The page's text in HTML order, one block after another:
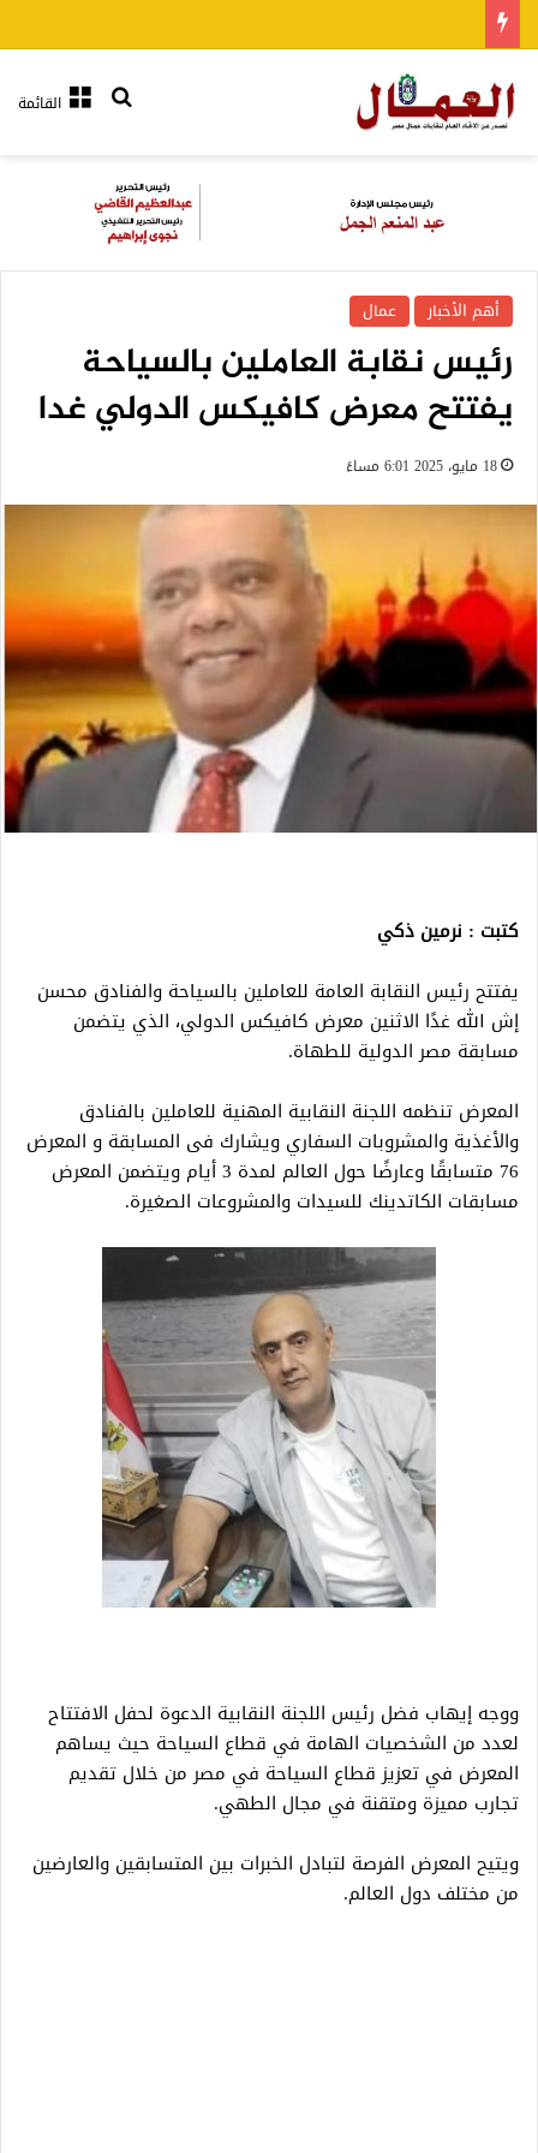
القائمةبحث عن
أهم الأخبار عمال
رئيس نقابة العاملين بالسياحة
يفتتح معرض كافيكس الدولي غدا
18 مايو، 2025 6:01 مساءً
كتبت : نرمين ذكي
يفتتح رئيس النقابة العامة للعاملين بالسياحة والفنادق محسن
إش الله غدًا الاثنين معرض كافيكس الدولي، الذي يتضمن
مسابقة مصر الدولية للطهاة.
المعرض تنظمه اللجنة النقابية المهنية للعاملين بالفنادق
والأغذية والمشروبات السفاري ويشارك فى المسابقة و المعرض
76 متسابقًا وعارضًا حول العالم لمدة 3 أيام ويتضمن المعرض
مسابقات الكاتدينك للسيدات والمشروعات الصغيرة.
ووجه إيهاب فضل رئيس اللجنة النقابية الدعوة لحفل الافتتاح
لعدد من الشخصيات الهامة في قطاع السياحة حيث يساهم
المعرض في تعزيز قطاع السياحة في مصر من خلال تقديم
تجارب مميزة ومتقنة في مجال الطهي.
ويتيح المعرض الفرصة لتبادل الخبرات بين المتسابقين والعارضين
من مختلف دول العالم.